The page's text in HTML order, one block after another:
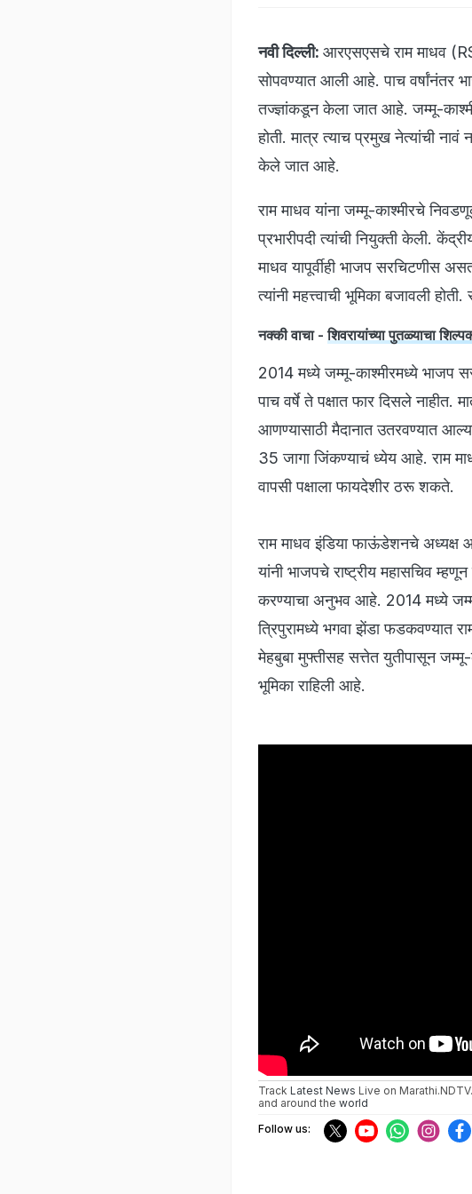
नवी दिल्ली: आरएसएसचे राम माधव
सोपवण्यात आली आहे. पाच वर्षांनंतर
तज्ज्ञांकडून केला जात आहे. जम्मू-
होती. मात्र त्याच प्रमुख नेत्यांची
केले जात आहे.
राम माधव यांना जम्मू-काश्मीरचे
प्रभारीपदी त्यांची नियुक्ती केली.
माधव यापूर्वीही भाजप सरचिटणीस
त्यांनी महत्त्वाची भूमिका बजावली
नक्की वाचा -शिवरायांच्या पुतळ्याचा
2014 मध्ये जम्मू-काश्मीरमध्ये भाजप
पाच वर्षे ते पक्षात फार दिसले नाहीत.
आणण्यासाठी मैदानात उतरवण्यात
35 जागा जिंकण्याचं ध्येय आहे. राम
वापसी पक्षाला फायदेशीर ठरू शकते.
राम माधव इंडिया फाऊंडेशनचे
यांनी भाजपचे राष्ट्रीय महासचिव
करण्याचा अनुभव आहे. 2014 मध्ये
त्रिपुरामध्ये भगवा झेंडा फडकवण्यात
मेहबुबा मुफ्तीसह सत्तेत युतीपासून जम्मू-
भूमिका राहिली आहे.
Track Latest News Live on
and around the world
Follow us: